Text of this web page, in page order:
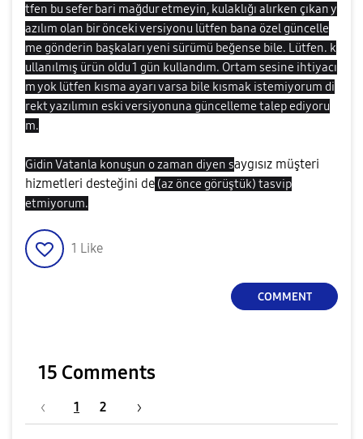
tfen bu sefer bari mağdur etmeyin, kulaklığı alırken çıkan y
azılım olan bir önceki versiyonu lütfen bana özel güncelle
me gönderin başkaları yeni sürümü beğense bile. Lütfen. k
ullanılmış ürün oldu 1 gün kullandım. Ortam sesine ihtiyacı
m yok lütfen kısma ayarı varsa bile kısmak istemiyorum di
rekt yazılımın eski versiyonuna güncelleme talep ediyoru
m.
Gidin Vatanla konuşun o zaman diyen saygısız müşteri
hizmetleri desteğini de (az önce görüştük) tasvip
etmiyorum.
1 Like
COMMENT
15 Comments
1 2